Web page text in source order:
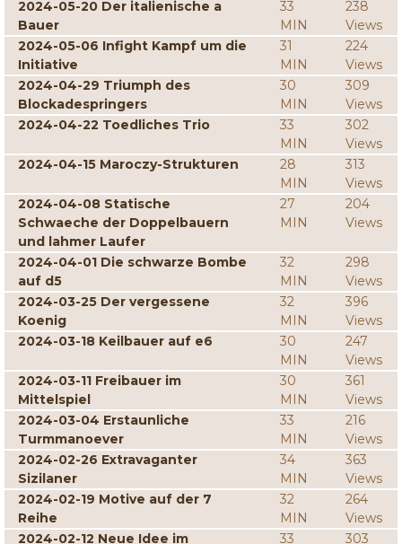
2024-05-20 Der italienische a
Bauer
33
MIN
238
Views
2024-05-06 Infight Kampf um die
Initiative
31
MIN
224
Views
2024-04-29 Triumph des
Blockadespringers
30
MIN
309
Views
2024-04-22 Toedliches Trio
33
MIN
302
Views
2024-04-15 Maroczy-Strukturen
28
MIN
313
Views
2024-04-08 Statische
Schwaeche der Doppelbauern
und lahmer Laufer
27
MIN
204
Views
2024-04-01 Die schwarze Bombe
auf d5
32
MIN
298
Views
2024-03-25 Der vergessene
Koenig
32
MIN
396
Views
2024-03-18 Keilbauer auf e6
30
MIN
247
Views
2024-03-11 Freibauer im
Mittelspiel
30
MIN
361
Views
2024-03-04 Erstaunliche
Turmmanoever
33
MIN
216
Views
2024-02-26 Extravaganter
Sizilaner
34
MIN
363
Views
2024-02-19 Motive auf der 7
Reihe
32
MIN
264
Views
2024-02-12 Neue Idee im
33
303